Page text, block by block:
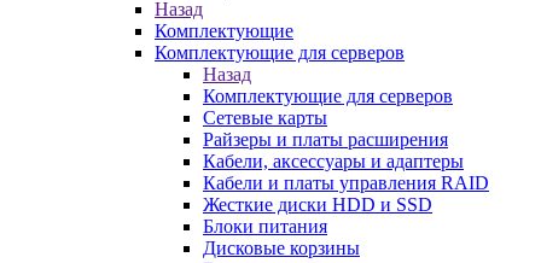
Назад
Комплектующие
Комплектующие для серверов
Назад
Комплектующие для серверов
Сетевые карты
Райзеры и платы расширения
Кабели, аксессуары и адаптеры
Кабели и платы управления RAID
Жесткие диски HDD и SSD
Блоки питания
Дисковые корзины